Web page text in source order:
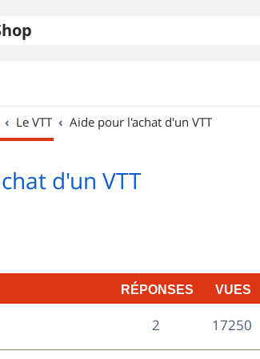
Le VTT Aide pour l'achat d'un VTT
d'un VTT
RÉPONSES VUES
2R
é
17250V
u